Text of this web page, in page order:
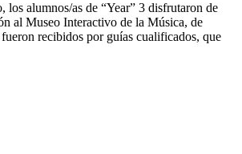
los alumnos/as de “Year” 3 disfrutaron de
al Museo Interactivo de la Música, de
recibidos por guías cualificados, que